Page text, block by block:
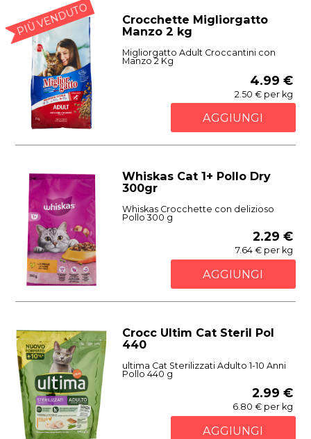
PIÙ VENDUTO
Crocchette Migliorgatto
Manzo 2 kg
Migliorgatto Adult Croccantini con
Manzo 2 Kg
4.99 €
2.50 € per kg
AGGIUNGI
Whiskas Cat 1+ Pollo Dry
300gr
Whiskas Crocchette con delizioso
Pollo 300 g
2.29 €
7.64 € per kg
AGGIUNGI
Crocc Ultim Cat Steril Pol
440
ultima Cat Sterilizzati Adulto 1-10 Anni
Pollo 440 g
2.99 €
6.80 € per kg
AGGIUNGI